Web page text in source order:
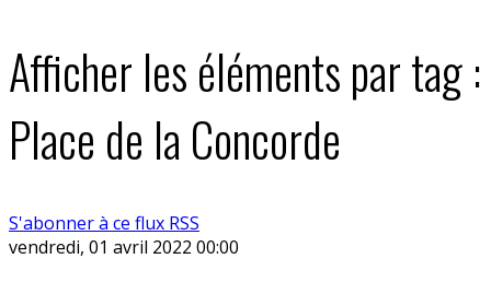
Afficher les éléments par tag :
Place de la Concorde
S'abonner à ce flux RSS
vendredi, 01 avril 2022 00:00